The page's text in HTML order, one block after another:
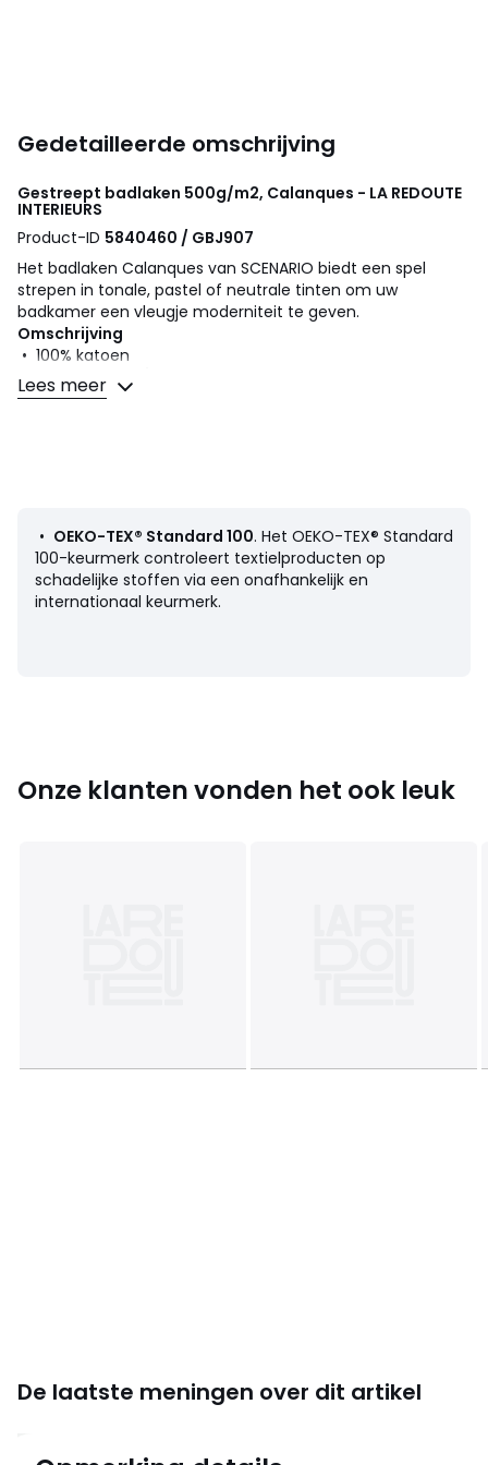
Gedetailleerde omschrijving
Gestreept badlaken 500g/m2, Calanques - LA REDOUTE
INTERIEURS
Product-ID 5840460 / GBJ907
Het badlaken Calanques van SCENARIO biedt een spel
strepen in tonale, pastel of neutrale tinten om uw
badkamer een vleugje moderniteit te geven.
Omschrijving
• 100% katoen
• Badstof 500 g/m2
Afmetingen
• 70 x 140 cm
Maten 70 x 140 cm
Lees meer
• OEKO-TEX® Standard 100. Het OEKO-TEX® Standard
100-keurmerk controleert textielproducten op
schadelijke stoffen via een onafhankelijk en
internationaal keurmerk.
Onze klanten vonden het ook leuk
De laatste meningen over dit artikel